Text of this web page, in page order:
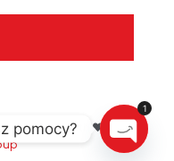
| Made with ❤ by
pomocy?
1